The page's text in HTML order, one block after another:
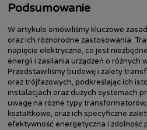
Podsumowanie
W artykule omówiliśmy kluczowe
oraz ich różnorodne zastosowania.
napięcie elektryczne, co jest
energii i zasilania urządzeń o różnych
Przedstawiliśmy budowę i zalety
oraz trójfazowych, podkreślając ich
instalacjach oraz dużych systemach
uwagę na różne typy
kształtkowe, oraz ich specyficzne
efektywność energetyczna i zdolność